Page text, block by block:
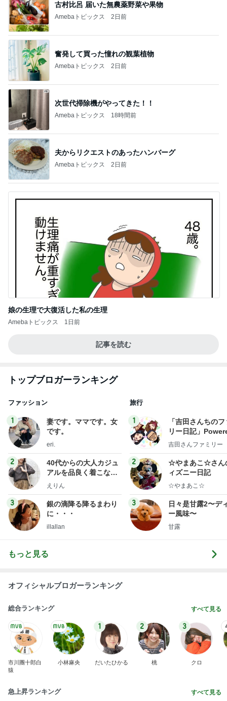
古村比呂 届いた無農薬野菜や果物
Amebaトピックス 2日前
奮発して買った憧れの観葉植物
Amebaトピックス 2日前
次世代掃除機がやってきた！！
Amebaトピックス 18時間前
夫からリクエストのあったハンバーグ
Amebaトピックス 2日前
娘の生理で大復活した私の生理
Amebaトピックス 1日前
記事を読む
トップブロガーランキング
ファッション
1
妻です。ママです。女
です。
eri.
2
40代からの大人カジュ
アルを品良く着こなす
ファッションブログ
えりん
3
銀の滴降る降るまわり
に・・・
illallan
旅行
1
「吉田さんちの
リー日記」
y Ameba 吉田さ
ログ
吉田さんファミリー
2
☆やまあこ☆さん
ィズニー日記
☆やまあこ☆
3
日々是甘露2〜デ
ー風味〜
甘露
もっと見る
オフィシャルブロガーランキング
総合ランキング すべて見る
市川團十郎白
猿
小林麻央
1
だいたひかる
2
桃
3
クロ
急上昇ランキング すべて見る